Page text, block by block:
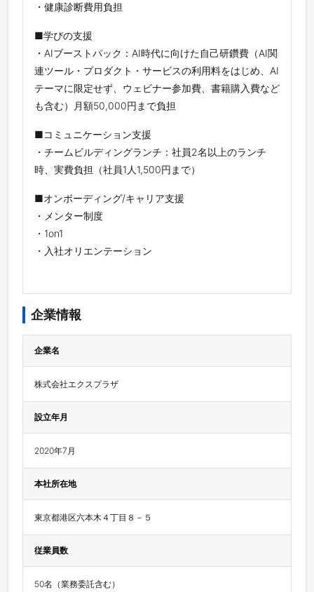
・健康診断費用負担
■学びの支援
・AIブーストパック：AI時代に向けた自己研鑽費（AI関
連ツール・プロダクト・サービスの利用料をはじめ、AI
テーマに限定せず、ウェビナー参加費、書籍購入費など
も含む）月額50,000円まで負担
■コミュニケーション支援
・チームビルディングランチ：社員2名以上のランチ
時、実費負担（社員1人1,500円まで）
■オンボーディング/キャリア支援
・メンター制度
・1on1
・入社オリエンテーション
企業情報
企業名
株式会社エクスプラザ
設立年月
2020年7月
本社所在地
東京都港区六本木４丁目８－５
従業員数
50名（業務委託含む）